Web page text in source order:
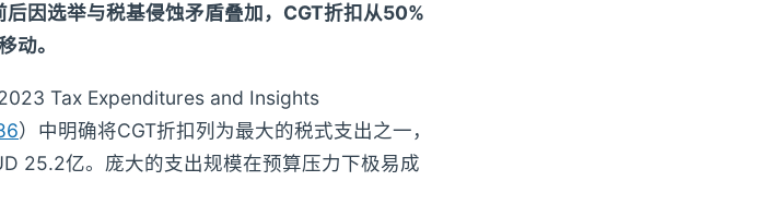
因选举与税基侵蚀矛盾叠加，CGT折扣从50%
动。
Tax Expenditures and Insights
）中明确将CGT折扣列为最大的税式支出之一，
25.2亿。庞大的支出规模在预算压力下极易成